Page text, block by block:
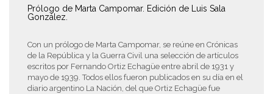
Prólogo de Marta Campomar. Edición de Luis Sala
González.
Con un prólogo de Marta Campomar, se reúne en Crónicas
de la República y la Guerra Civil una selección de artículos
escritos por Fernando Ortiz Echagüe entre abril de 1931 y
mayo de 1939. Todos ellos fueron publicados en su día en el
diario argentino La Nación, del que Ortiz Echagüe fue